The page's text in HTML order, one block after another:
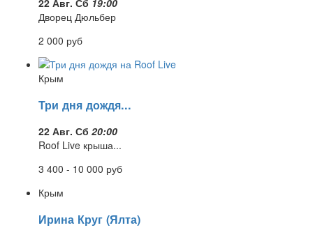
22 Авг. Сб 19:00
Дворец Дюльбер
2 000 руб
Крым
Три дня дождя...
22 Авг. Сб 20:00
Roof Live крыша...
3 400 - 10 000 руб
Крым
Ирина Круг (Ялта)